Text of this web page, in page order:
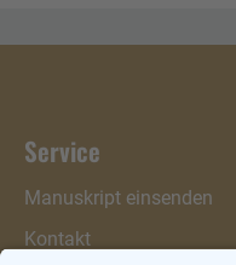
Service
Manuskript einsenden
Kontakt